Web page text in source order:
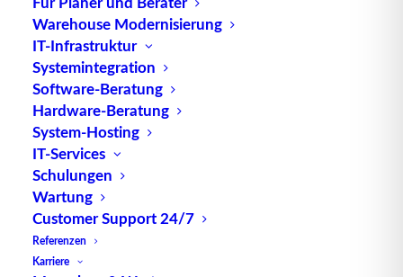
Warehouse Modernisierung
IT-Infrastruktur
Systemintegration
Software-Beratung
Hardware-Beratung
System-Hosting
IT-Services
Schulungen
Wartung
Customer Support 24/7
Referenzen
Karriere
TUP, liefert dank ihrer Flexibilität immer die
effektivste Lösung und ist zudem in hohem Maße
wiederverwendbar.
Kontakt
TUP GmbH & Co. KG
Fraunhoferstraße 1
D 76297 Stutensee